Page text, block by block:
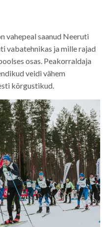
vahepeal saanud Neeruti
vabatehnikas ja mille rajad
osas. Peakorraldaja
veidi vähem
kõrgustikud.